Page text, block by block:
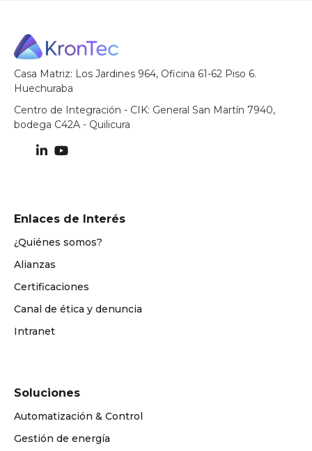
Casa Matriz: Los Jardines 964, Oficina 61-62 Piso 6.
Huechuraba
Centro de Integración - CIK: General San Martín 7940,
bodega C42A - Quilicura
Enlaces de Interés
¿Quiénes somos?
Alianzas
Certificaciones
Canal de ética y denuncia
Intranet
Soluciones
Automatización & Control
Gestión de energía